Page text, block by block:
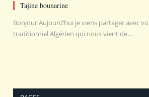
Tajine bounarine
Bonjour Aujourd’hui je viens partager avec
traditionnel Algérien qui nous vient de…